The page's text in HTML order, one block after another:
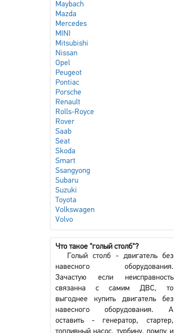
Maybach
Mazda
Mercedes
MINI
Mitsubishi
Nissan
Opel
Peugeot
Pontiac
Porsche
Renault
Rolls-Royce
Rover
Saab
Seat
Skoda
Smart
Ssangyong
Subaru
Suzuki
Toyota
Volkswagen
Volvo
Что такое "голый столб"?
Голый столб - двигатель без
навесного оборудования.
Зачастую если неисправность
связанна с самим ДВС, то
выгоднее купить двигатель без
навесного оборудования. А
оставить - генератор, стартер,